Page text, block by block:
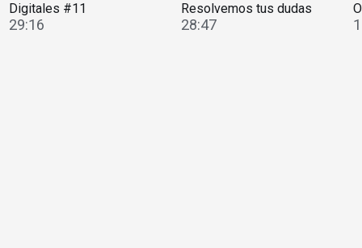
Digitales #11
29:16
Resolvemos tus dudas
28:47